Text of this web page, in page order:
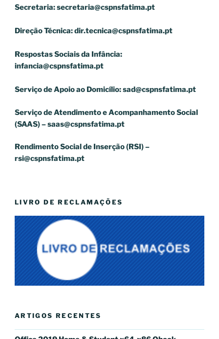
Secretaria:secretaria@cspnsfatima.pt
Direção Técnica:dir.tecnica@cspnsfatima.pt
Respostas Sociais da Infância:
infancia@cspnsfatima.pt
Serviço de Apoio ao Domicílio:sad@cspnsfatima.pt
Serviço de Atendimento e Acompanhamento Social
(SAAS) –saas@cspnsfatima.pt
Rendimento Social de Inserção (RSI) –
rsi@cspnsfatima.pt
LIVRO DE RECLAMAÇÕES
ARTIGOS RECENTES